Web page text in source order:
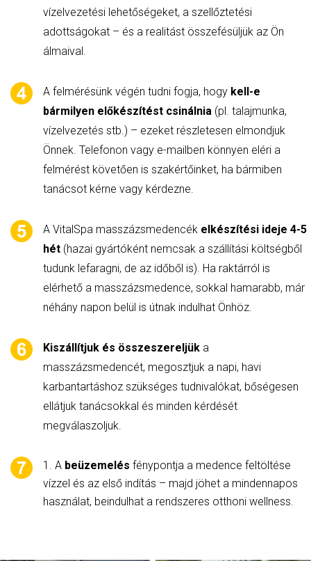
vízelvezetési lehetőségeket, a szellőztetési
adottságokat – és a realitást összefésüljük az Ön
álmaival.
A felmérésünk végén tudni fogja, hogy kell-e
bármilyen előkészítést csinálnia (pl. talajmunka,
vízelvezetés stb.) – ezeket részletesen elmondjuk
Önnek. Telefonon vagy e-mailben könnyen eléri a
felmérést követően is szakértőinket, ha bármiben
tanácsot kérne vagy kérdezne.
A VitalSpa masszázsmedencék elkészítési ideje 4-5
hét (hazai gyártóként nemcsak a szállítási költségből
tudunk lefaragni, de az időből is). Ha raktárról is
elérhető a masszázsmedence, sokkal hamarabb, már
néhány napon belül is útnak indulhat Önhöz.
Kiszállítjuk és összeszereljük a
masszázsmedencét, megosztjuk a napi, havi
karbantartáshoz szükséges tudnivalókat, bőségesen
ellátjuk tanácsokkal és minden kérdését
megválaszoljuk.
A beüzemelés fénypontja a medence feltöltése
vízzel és az első indítás – majd jöhet a mindennapos
használat, beindulhat a rendszeres otthoni wellness.